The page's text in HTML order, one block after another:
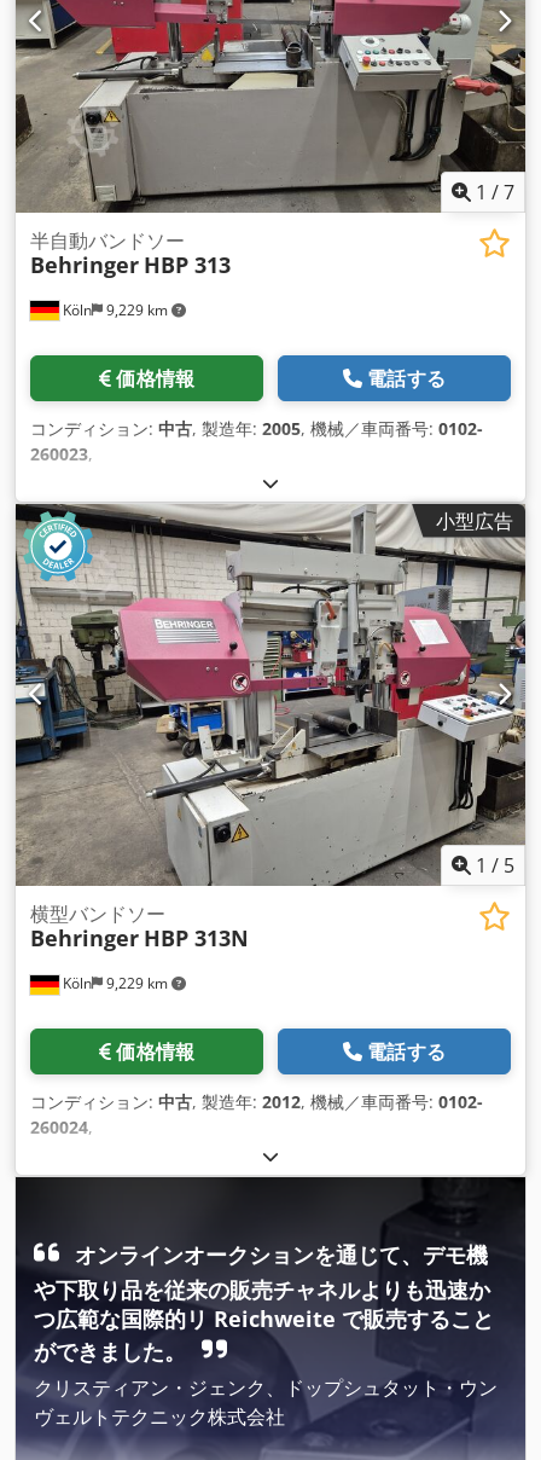
1 /7
Köln 9,229 km
半自動バンドソー
Behringer HBP 313
価格情報 電話する
コンディション: 中古, 製造年: 2005, 機械／車両番号: 0102-
260023,
小型広告
1 / 5
Köln 9,229 km
横型バンドソー
Behringer HBP 313N
価格情報 電話する
コンディション: 中古, 製造年: 2012, 機械／車両番号: 0102-
260024,
オンラインオークションを通じて、デモ機
や下取り品を従来の販売チャネルよりも迅速か
つ広範な国際的リ Reichweite で販売すること
ができました。
クリスティアン・ジェンク、ドップシュタット・ウン
ヴェルトテクニック株式会社